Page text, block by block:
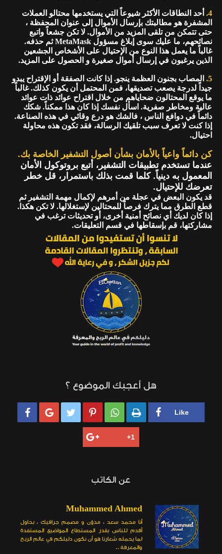
4.
أحد النطاقات الأكثر شيوعاً التي يستخدمها محتالو العملات
المشفرة هو مطالبتك بإرسال الأموال إلى عنوان المحفظة ،
حتى تتمكن من تلقى المزيد من الأموال. لا تكن جشعاً واتبع
نصائحهم، ما عليك سوى إبلاغ مسؤول MetaMask ثم حذفه.
غالباً ما يعمل هذا النوع من الإحتيال على الأشخاص الجشعين
الذين يرغبون في إرسال أموال صغيرة و الحصول على المزيد.
5.
المصاب بجنون العظمة ينجو. إذا كانت الصفقة أو الإقتراح يبدو
جيداً لدرجة يصعب تصديقها، فمن المحتمل أن يكون كذلك. غالباً
ما يوقع المحتالون ضحاياهم من خلال اقتراح عوائد ذات عوائد
عالية ومخاطر صفرية. اسأل نفسك إذا كان هذا ممكناً. شكك
دائماً في دوافع الناس ، فالشك هو درع وقائي في هذه الصناعة.
إذا كنت لا تعرف سبب تلقيك الرسالة، فقد تكون هذه محاولة
احتيال.
كن دائماً واعياً بالأمان بشأن أصول التشفير الخاصة بك.
عندما تستخدم تطبيقات التشفير، أتبع بروتوكول الأمان
المعمول به دينياً. كلما قمت بذلك باستمرار، قل خطر
تعرضك للإحتيال.
قد يكون البعض في عجلة من أمرهم لإكمال مهمة التشفير ثم
قطع الطرق مما يترك فرصاً للمحتالين لإستغلالها. لا تكن هكذا.
إذا كان لديك أي نصائح أمنية أخرى، أو تحديثات ترغب في
مشاركتها، قم بإسقاطها في قسم التعليقات.
هل أعجبك الموضوع ؟
     
عن الكاتب
Muhammed Ahmed
أنا محمد سعد ، مدوّن و مصمم جرافيك ، بحاول
أقدم للناس بقدر المستطاع المواضيع المستفدة
لما يحمله شعارنا هو أن نكون دليلكم في عالم الربح
والمعرفة ..